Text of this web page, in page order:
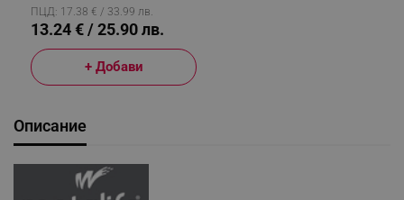
ПЦД: 17.38 € / 33.99 лв.
13.24 € / 25.90 лв.
+ Добави
Описание